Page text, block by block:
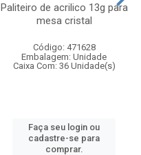
Paliteiro de acrilico 13g para
mesa cristal
Código: 471628
Embalagem: Unidade
Caixa Com: 36 Unidade(s)
Faça seu login ou
cadastre-se para
comprar.